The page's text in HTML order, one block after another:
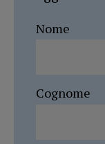
Nome
Cognome